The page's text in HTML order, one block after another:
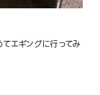
エギングに行ってみ